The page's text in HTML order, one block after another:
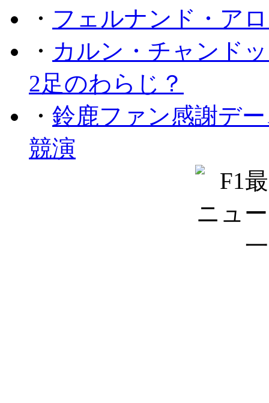
・ フェルナンド・ア
・ カルン・チャンド
2足のわらじ？
・ 鈴鹿ファン感謝デ
競演